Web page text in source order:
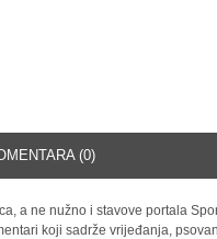
(0)
a ne nužno i stavove portala
koji sadrže vrijeđanja,